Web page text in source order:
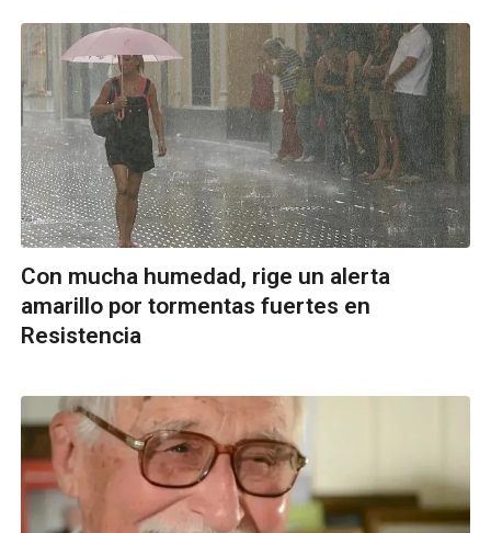
Con mucha humedad, rige un alerta
amarillo por tormentas fuertes en
Resistencia